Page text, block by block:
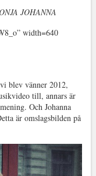
JOHANNA
width=640
blev vänner 2012,
till, annars är
Och Johanna
är omslagsbilden på